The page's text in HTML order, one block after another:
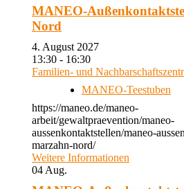
MANEO-
Nord
4. August 2027
13:30 - 16:30
Familien- und
MANEO-Teestuben
https://maneo.de/maneo-
arbeit/gewaltpraevention/maneo-
aussenkontaktstellen/maneo-
marzahn-nord/
Weitere Informationen
04 Aug.